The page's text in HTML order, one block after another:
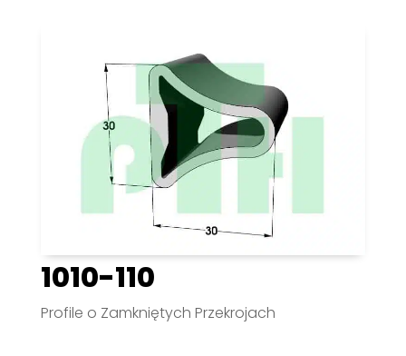
1010-110
Profile o Zamkniętych Przekrojach